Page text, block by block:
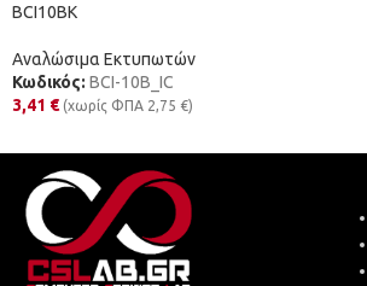
BCI10BK
Αναλώσιμα Εκτυπωτών
Κωδικός: BCI-10B_IC
3,41 € (χωρίς ΦΠΑ 2,75 €)